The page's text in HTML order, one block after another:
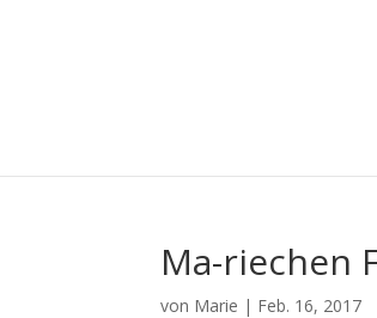
Ma-riechen
von Marie | Feb. 16, 2017